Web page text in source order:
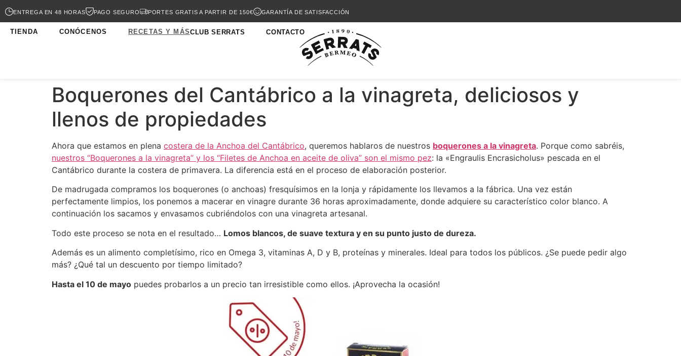
ENTREGA EN 48 HORAS PAGO SEGURO PORTES GRATIS A PARTIR DE 150€ GARANTÍA DE SATISFACCIÓN
TIENDA CONÓCENOS RECETAS Y MÁSCLUB SERRATS CONTACTO
Boquerones del Cantábrico a la vinagreta, deliciosos y
llenos de propiedades
Ahora que estamos en plena costera de la Anchoa del Cantábrico, queremos hablaros de nuestros boquerones a la vinagreta. Porque como sabréis,
nuestros “Boquerones a la vinagreta” y los “Filetes de Anchoa en aceite de oliva” son el mismo pez: la «Engraulis Encrasicholus» pescada en el
Cantábrico durante la costera de primavera. La diferencia está en el proceso de elaboración posterior.
De madrugada compramos los boquerones (o anchoas) fresquísimos en la lonja y rápidamente los llevamos a la fábrica. Una vez están
perfectamente limpios, los ponemos a macerar en vinagre durante 36 horas aproximadamente, donde adquiere su característico color blanco. A
continuación los sacamos y envasamos cubriéndolos con una vinagreta artesanal.
Todo este proceso se nota en el resultado… Lomos blancos, de suave textura y en su punto justo de dureza.
Además es un alimento completísimo, rico en Omega 3, vitaminas A, D y B, proteínas y minerales. Ideal para todos los públicos. ¿Se puede pedir algo
más? ¿Qué tal un descuento por tiempo limitado?
Hasta el 10 de mayo puedes probarlos a un precio tan irresistible como ellos. ¡Aprovecha la ocasión!